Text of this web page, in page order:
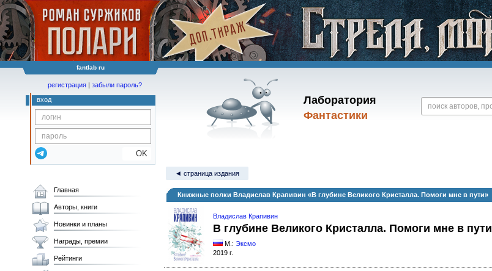
fantlab ru
Лаборатория
Фантастики
регистрация | забыли пароль?
вход
OK
◄ страница издания
Книжные полки Владислав Крапивин «В глубине Великого Кристалла. Помоги мне в пути»
Владислав Крапивин
В глубине Великого Кристалла. Помоги мне в пути
М.: Эксмо
2019 г.
Главная
Авторы, книги
Новинки и планы
Награды, премии
Рейтинги